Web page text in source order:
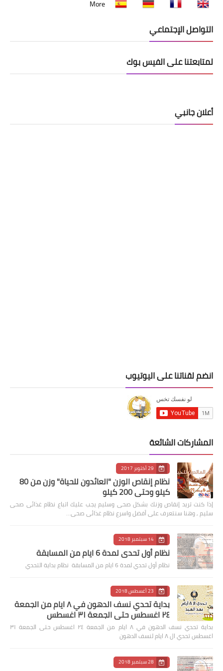
More
التواصل الإجتماعي
لمتابعتنا على الفيس بوك
أعلان جانبي
انضم لقناتنا على اليوتيوب
المشاركات الشائعة
29 أكتوبر 2017
نظام إنقاص الوزن "العائدون للحياة" وزن من 80
كيلو وحتى 200 كيلو
إذا كنت تريد إنقاص وزنك بشكل صحى وسليم يجب عليك اتباع نظام غذائى صحى
سليم , وهنا سنتعرف على أفضل واسرع نظام غذائى صحى…
14 سبتمبر 2018
نظام أول تحدي لمدة 6 ايام من المسابقة
نظام أول تحدي لمدة 6 ايام من المسابقة نظام بداية التحدي
23 أغسطس 2018
بداية تحدي نسف الدهون في ٨ ايام من الجمعة
٢٤ اغسطس حتى الجمعة ٣١ اغسطس
بداية تحدي نسف الدهون في ٨ ايام من الجمعة ٢٤ اغسطس حتى الجمعة ٣١
اغسطس تحدي ال ٨ ايام لنسف الدهون
28 سبتمبر 2018